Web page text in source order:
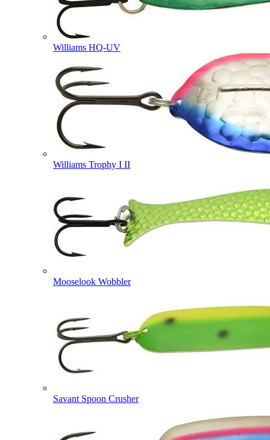
Williams HQ-UV
Williams Trophy I II
Mooselook Wobbler
Savant Spoon Crusher